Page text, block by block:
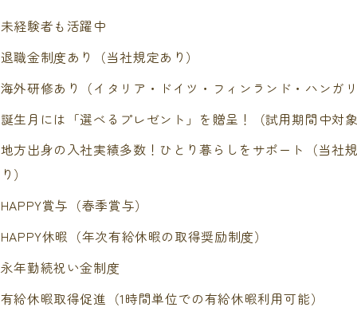
未経験者も活躍中
退職金制度あり（当社規定あり）
海外研修あり（イタリア・ドイツ・フィンランド・ハンガ
誕生月には「選べるプレゼント」を贈呈！（試用期間中対
地方出身の入社実績多数！ひとり暮らしをサポート（当社
り）
HAPPY賞与（春季賞与）
HAPPY休暇（年次有給休暇の取得奨励制度）
永年勤続祝い金制度
有給休暇取得促進（1時間単位での有給休暇利用可能）